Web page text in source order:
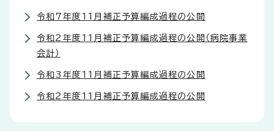
令和7年度11月補正予算編成過程の公開
令和2年度11月補正予算編成過程の公開（病院事業
会計）
令和3年度11月補正予算編成過程の公開
令和2年度11月補正予算編成過程の公開